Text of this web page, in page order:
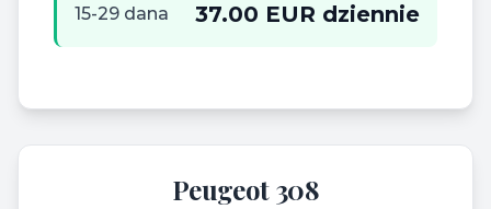
15-29 dana 37.00 EUR dziennie
Peugeot 308